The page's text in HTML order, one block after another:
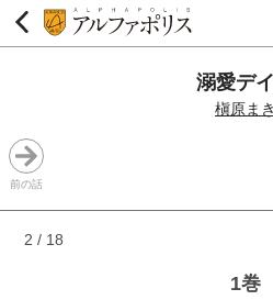
溺愛デ
槇原まき
前の話
2 / 18
1巻